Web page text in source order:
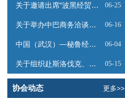
关于邀请出席“波黑经贸投资推介会”的函 06-25
关于举办中巴商务洽谈会的通知 06-16
中国（武汉）—秘鲁经贸合作推介会邀请函 06-04
关于组织赴斯洛伐克、奥地利商务考察的函 05-15
协会动态 更多>>